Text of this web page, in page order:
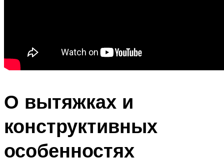
О вытяжках и
конструктивных
особенностях